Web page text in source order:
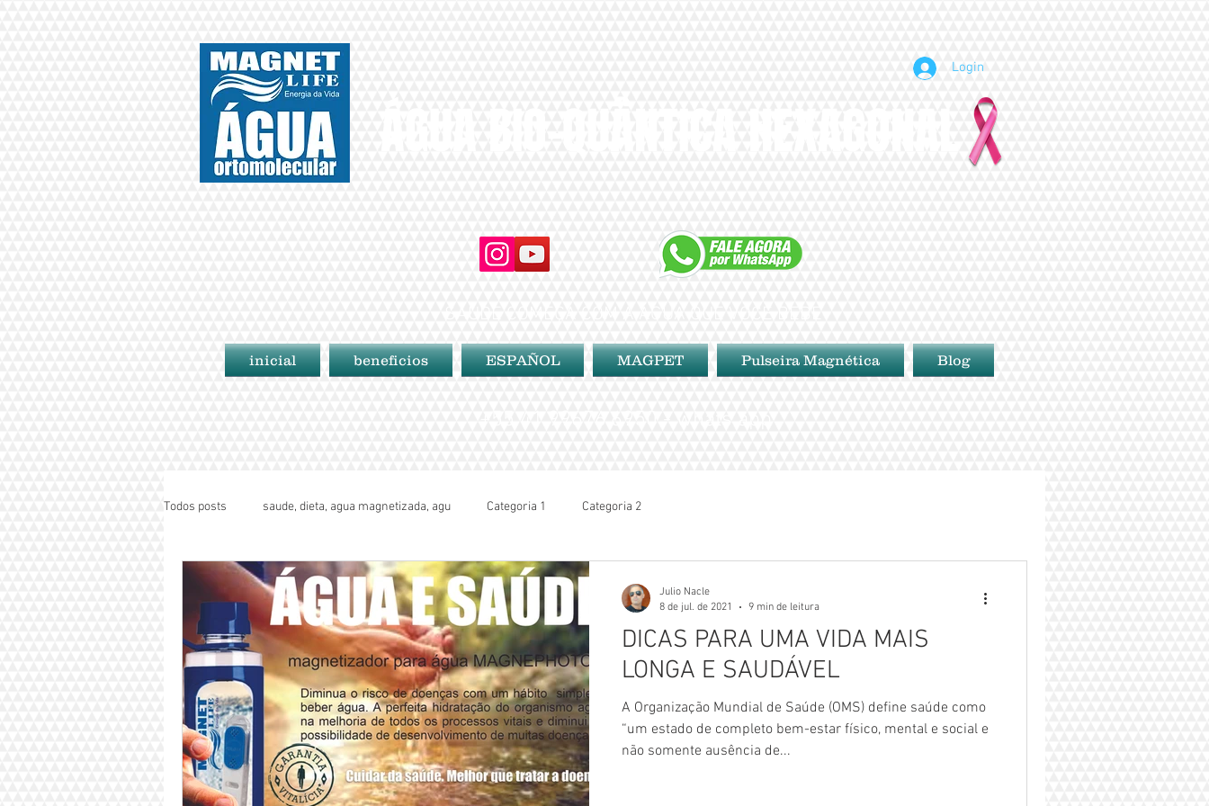
Login
inicial beneficios ESPAÑOL MAGPET Pulseira Magnética Blog
Todos posts saude, dieta, agua magnetizada, agu Categoria 1 Categoria 2
DICAS PARA UMA VIDA MAIS
LONGA E SAUDÁVEL
A Organização Mundial de Saúde (OMS) define saúde como
“um estado de completo bem-estar físico, mental e social e
não somente ausência de...
Julio Nacle
8 de jul. de 2021
9 min de leitura